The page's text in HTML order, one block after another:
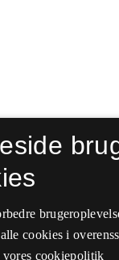
cookies i
vores cookiepolitik